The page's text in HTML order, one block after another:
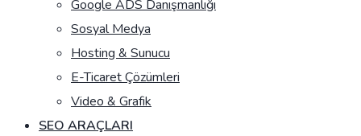
Google ADS Danışmanlığı
Sosyal Medya
Hosting & Sunucu
E-Ticaret Çözümleri
Video & Grafik
SEO ARAÇLARI